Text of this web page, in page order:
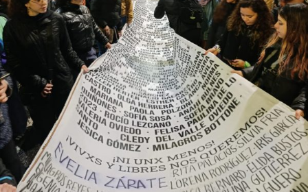
Por Francisco Pandolfi